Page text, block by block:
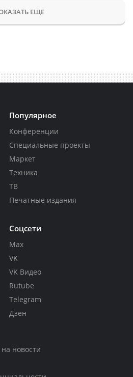
ЕЩЕ
Популярное
Конференции
Специальные проекты
Маркет
Техника
ТВ
Печатные издания
Соцсети
Max
VK
VK Видео
Rutube
Telegram
Дзен
новости